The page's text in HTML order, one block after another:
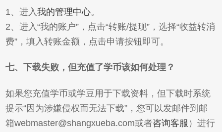
1、进入我的管理中心。
2、进入“我的账户”，点击“转账/提现”，选择“收益转消
费”，填入转账金额，点击申请按钮即可。
七、下载失败，但充值了学币该如何处理？
如果您充值学币或学豆用于下载资料，但下载时系统
提示“因为涉嫌侵权而无法下载”，您可以发邮件到邮
箱webmaster@shangxueba.com或者咨询客服 ）进行